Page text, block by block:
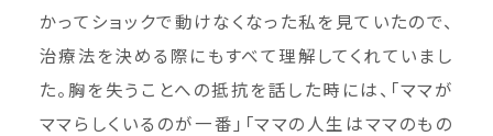
かってショックで動けなくなった私を見ていたので、
治療法を決める際にもすべて理解してくれていまし
た。胸を失うことへの抵抗を話した時には、「ママが
ママらしくいるのが一番」「ママの人生はママのもの